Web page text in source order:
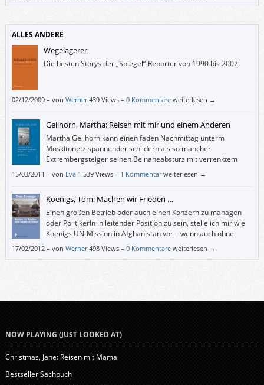
Schriftstellerin Tove Jansson ab 1945 geschaffen hat.
ALLES ANDERE
Wegelagerer
Die besten Storys der „Spiegel“-Reporter von 1990 bis 2007.
02/12/2009– von Werner 439 Views – 0 Kommentare weiterlesen →
Gellhorn, Martha: Reisen mit mir und einem Anderen
Martha Gellhorn kann einen faden Nachmittag unterm
Moskitonetz spannender schildern als so mancher
Extrembergsteiger seinen Beinaheabsturz mit verrenktem
Bein und einer Blutvergiftung um Mitternacht vom Killerberg
15/03/2011 – von Eva 1.539 Views – 1 Kommentar weiterlesen →
Koenigs, Tom: Machen wir Frieden …
Einen großen Betrieb oder auch einen Konzern zu managen
oder PolitikerIn in leitender Position zu sein, stelle ich mir wie
Koenigs UN-Mission in Afghanistan vor – wenn auch ohne
Selbstmordattentäter.
17/02/2012– von Werner 498 Views – 0 Kommentare weiterlesen →
NOW PLAYING (JUST LOOKED AT)
Christmas, Jane: Reisen mit Mama
Bestseller Sachbuch